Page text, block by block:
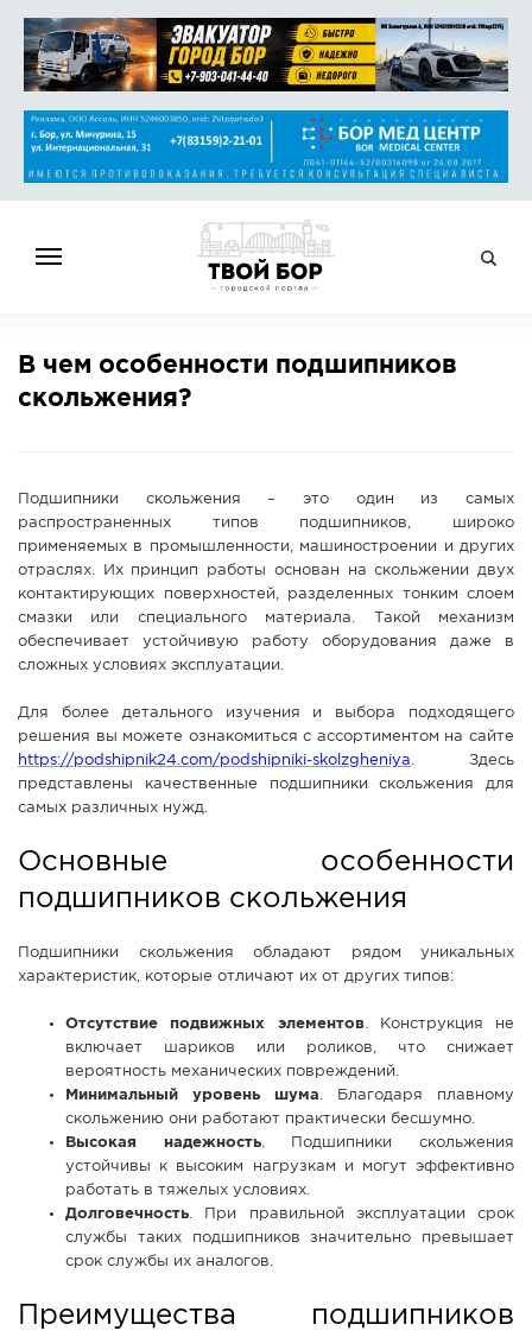
НОВОСТИ
СПРАВОЧНИК
АФИША
КАМЕРЫ
КОНКУРСЫ
СТАТЬИ
ГОЛОСОВАНИЯ
ПРЕДЛОЖИТЬ НОВОСТЬ
ФОТО
В чем особенности подшипников
скольжения?
Подшипники скольжения – это один из самых
распространенных типов подшипников, широко
применяемых в промышленности, машиностроении и других
отраслях. Их принцип работы основан на скольжении двух
контактирующих поверхностей, разделенных тонким слоем
смазки или специального материала. Такой механизм
обеспечивает устойчивую работу оборудования даже в
сложных условиях эксплуатации.
Для более детального изучения и выбора подходящего
решения вы можете ознакомиться с ассортиментом на сайте
https://podshipnik24.com/podshipniki-skolzgheniya. Здесь
представлены качественные подшипники скольжения для
самых различных нужд.
Основные особенности
подшипников скольжения
Подшипники скольжения обладают рядом уникальных
характеристик, которые отличают их от других типов:
Отсутствие подвижных элементов. Конструкция не
включает шариков или роликов, что снижает
вероятность механических повреждений.
Минимальный уровень шума. Благодаря плавному
скольжению они работают практически бесшумно.
Высокая надежность. Подшипники скольжения
устойчивы к высоким нагрузкам и могут эффективно
работать в тяжелых условиях.
Долговечность. При правильной эксплуатации срок
службы таких подшипников значительно превышает
срок службы их аналогов.
Преимущества подшипников